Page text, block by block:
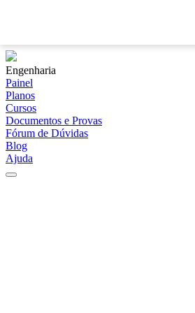
Engenharia
Painel
Planos
Cursos
Documentos e Provas
Fórum de Dúvidas
Blog
Ajuda